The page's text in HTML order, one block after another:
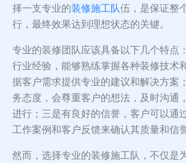
择一支专业的装修施工队伍，是保证整
行，最终效果达到理想状态的关键。
专业的装修团队应该具备以下几个特点
行业经验，能够熟练掌握各种装修技术
据客户需求提供专业的建议和解决方案
务态度，会尊重客户的想法，及时沟通
进行；三是有良好的信誉，客户可以通
工作案例和客户反馈来确认其质量和信誉
然而，选择专业的装修施工队，不仅是